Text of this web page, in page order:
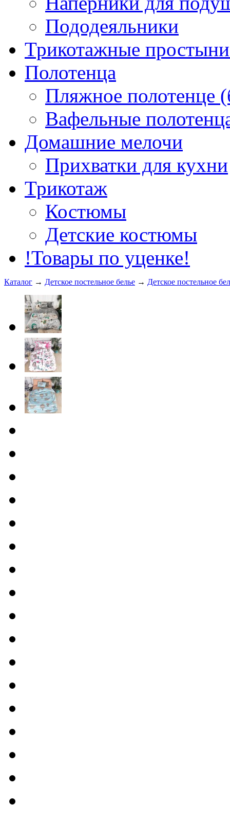
Пододеяльники
Трикотажные
Полотенца
Пляжное полотенце
Вафельные
Домашние мелочи
Прихватки для кухни
Трикотаж
Костюмы
Детские костюмы
!Товары по уценке!
Каталог → Детское постельное белье → Детское постельное